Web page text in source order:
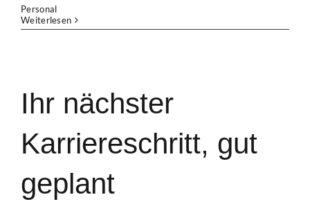
Personal
Weiterlesen
Ihr nächster
Karriere­schritt, gut
geplant